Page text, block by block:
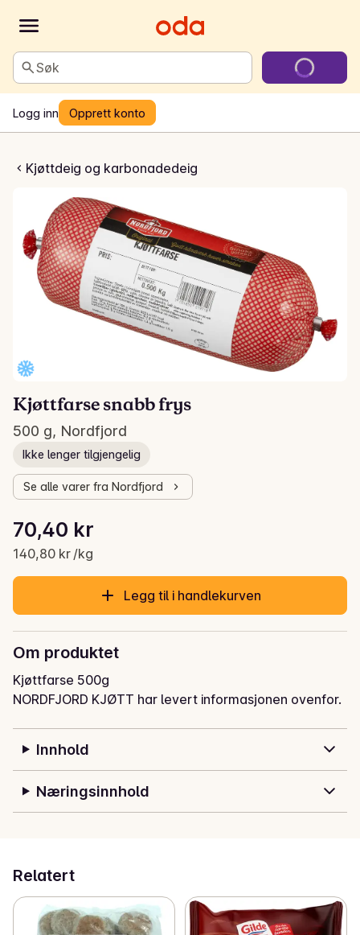
Søk
Logg inn Opprett konto
Kjøttdeig og karbonadedeig
snabb frys
Kjøttfarse snabb frys
500 g, Nordfjord
Ikke lenger tilgjengelig
Se alle varer fra Nordfjord
Gjeldende pris er: 70,40 kr
70,40 kr
140,80 kr /kg
Stykkpris: 140,80 kr /kg
Legg til i handlekurven
Om produktet
Kjøttfarse 500g
NORDFJORD KJØTT har levert informasjonen ovenfor.
Innhold
Næringsinnhold
Relatert